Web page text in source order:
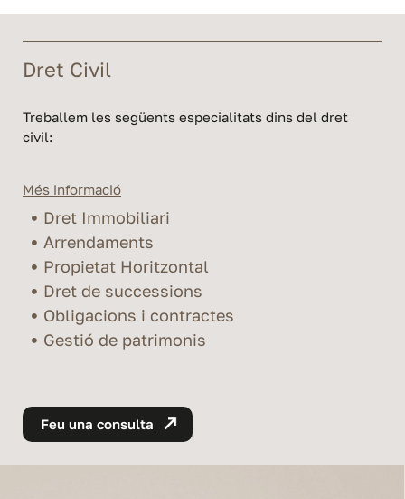
Dret Civil
Treballem les següents especialitats dins del dret
civil:
Més informació
Dret Immobiliari
Arrendaments
Propietat Horitzontal
Dret de successions
Obligacions i contractes
Gestió de patrimonis
Feu una consulta